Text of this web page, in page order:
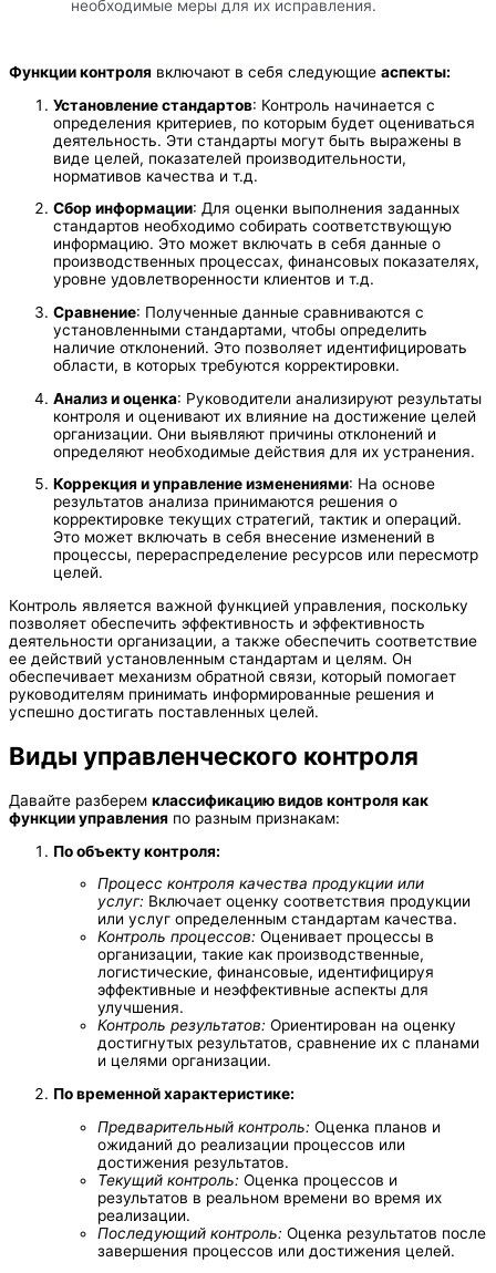
необходимые меры для их исправления.
Функции контроля включают в себя следующие аспекты:
Установление стандартов: Контроль начинается с
определения критериев, по которым будет оцениваться
деятельность. Эти стандарты могут быть выражены в
виде целей, показателей производительности,
нормативов качества и т.д.
Сбор информации: Для оценки выполнения заданных
стандартов необходимо собирать соответствующую
информацию. Это может включать в себя данные о
производственных процессах, финансовых показателях,
уровне удовлетворенности клиентов и т.д.
Сравнение: Полученные данные сравниваются с
установленными стандартами, чтобы определить
наличие отклонений. Это позволяет идентифицировать
области, в которых требуются корректировки.
Анализ и оценка: Руководители анализируют результаты
контроля и оценивают их влияние на достижение целей
организации. Они выявляют причины отклонений и
определяют необходимые действия для их устранения.
Коррекция и управление изменениями: На основе
результатов анализа принимаются решения о
корректировке текущих стратегий, тактик и операций.
Это может включать в себя внесение изменений в
процессы, перераспределение ресурсов или пересмотр
целей.
Контроль является важной функцией управления, поскольку
позволяет обеспечить эффективность и эффективность
деятельности организации, а также обеспечить соответствие
ее действий установленным стандартам и целям. Он
обеспечивает механизм обратной связи, который помогает
руководителям принимать информированные решения и
успешно достигать поставленных целей.
Виды управленческого контроля
Давайте разберем классификацию видов контроля как
функции управления по разным признакам:
По объекту контроля:
Процесс контроля качества продукции или
услуг: Включает оценку соответствия продукции
или услуг определенным стандартам качества.
Контроль процессов: Оценивает процессы в
организации, такие как производственные,
логистические, финансовые, идентифицируя
эффективные и неэффективные аспекты для
улучшения.
Контроль результатов: Ориентирован на оценку
достигнутых результатов, сравнение их с планами
и целями организации.
По временной характеристике:
Предварительный контроль: Оценка планов и
ожиданий до реализации процессов или
достижения результатов.
Текущий контроль: Оценка процессов и
результатов в реальном времени во время их
реализации.
Последующий контроль: Оценка результатов после
завершения процессов или достижения целей.